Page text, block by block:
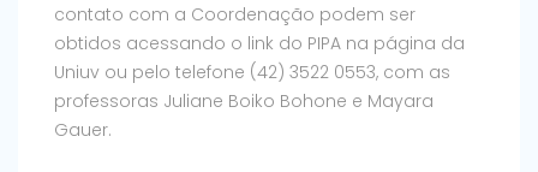
contato com a Coordenação podem ser
obtidos acessando o link do PIPA na página da
Uniuv ou pelo telefone (42) 3522 0553, com as
professoras Juliane Boiko Bohone e Mayara
Gauer.